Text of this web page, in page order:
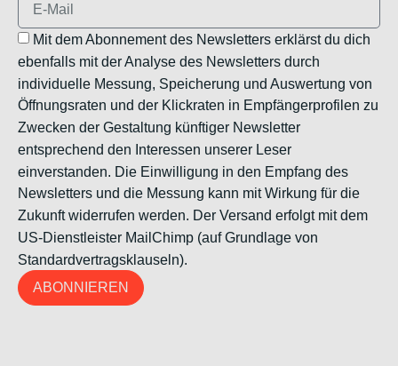
Mit dem Abonnement des Newsletters erklärst du dich
ebenfalls mit der Analyse des Newsletters durch
individuelle Messung, Speicherung und Auswertung von
Öffnungsraten und der Klickraten in Empfängerprofilen zu
Zwecken der Gestaltung künftiger Newsletter
entsprechend den Interessen unserer Leser
einverstanden. Die Einwilligung in den Empfang des
Newsletters und die Messung kann mit Wirkung für die
Zukunft widerrufen werden. Der Versand erfolgt mit dem
US-Dienstleister MailChimp (auf Grundlage von
Standardvertragsklauseln).
ABONNIEREN